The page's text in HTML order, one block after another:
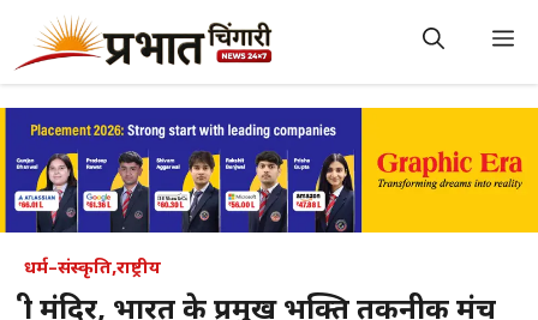
content
धर्म–संस्कृति,राष्ट्रीय
श्री मंदिर, भारत के प्रमुख भक्ति तकनीक मंच